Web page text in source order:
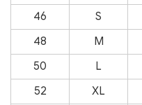
46
S
48
M
50
L
52
XL